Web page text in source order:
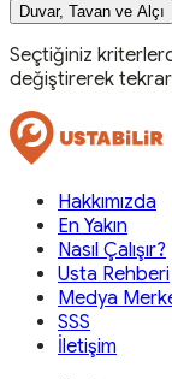
Duvar, Tavan ve Alçı
Seçtiğiniz
değiştirerek
Hakkımızda
En Yakın
Nasıl Çalışır?
Usta Rehberi
Medya
SSS
İletişim